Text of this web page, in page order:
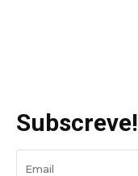
Subscreve!